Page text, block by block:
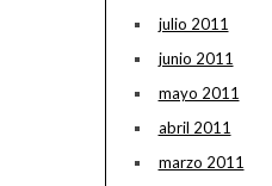
julio 2011
junio 2011
mayo 2011
abril 2011
marzo 2011